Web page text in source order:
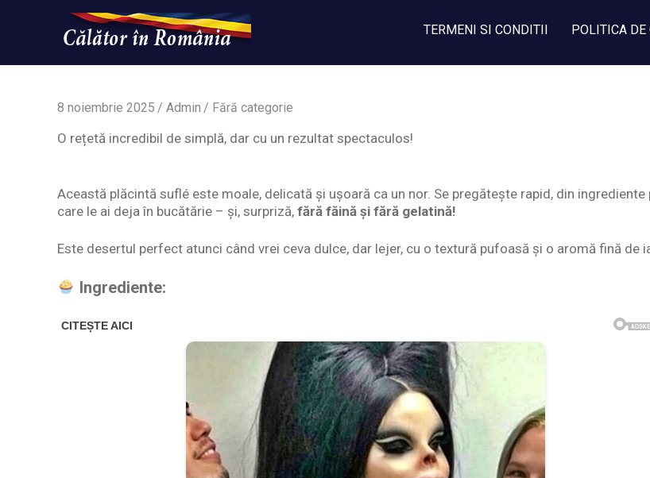
Calatorinromania
WordPress
TERMENI SI CONDITII POLITICA DE
8 noiembrie 2025 Admin Fără categorie
O rețetă incredibil de simplă, dar cu un rezultat spectaculos!
Această plăcintă suflé este moale, delicată și ușoară ca un nor. Se pregătește rapid, din ingrediente
care le ai deja în bucătărie – și, surpriză, fără făină și fără gelatină!
Este desertul perfect atunci când vrei ceva dulce, dar lejer, cu o textură pufoasă și o aromă fină de
Ingrediente: